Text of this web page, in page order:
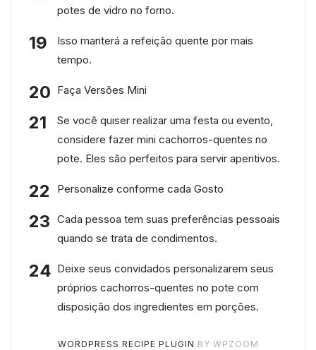
potes de vidro no forno.
Isso manterá a refeição quente por mais
tempo.
Faça Versões Mini
Se você quiser realizar uma festa ou evento,
considere fazer mini cachorros-quentes no
pote. Eles são perfeitos para servir aperitivos.
Personalize conforme cada Gosto
Cada pessoa tem suas preferências pessoais
quando se trata de condimentos.
Deixe seus convidados personalizarem seus
próprios cachorros-quentes no pote com
disposição dos ingredientes em porções.
WORDPRESS RECIPE PLUGIN BY WPZOOM